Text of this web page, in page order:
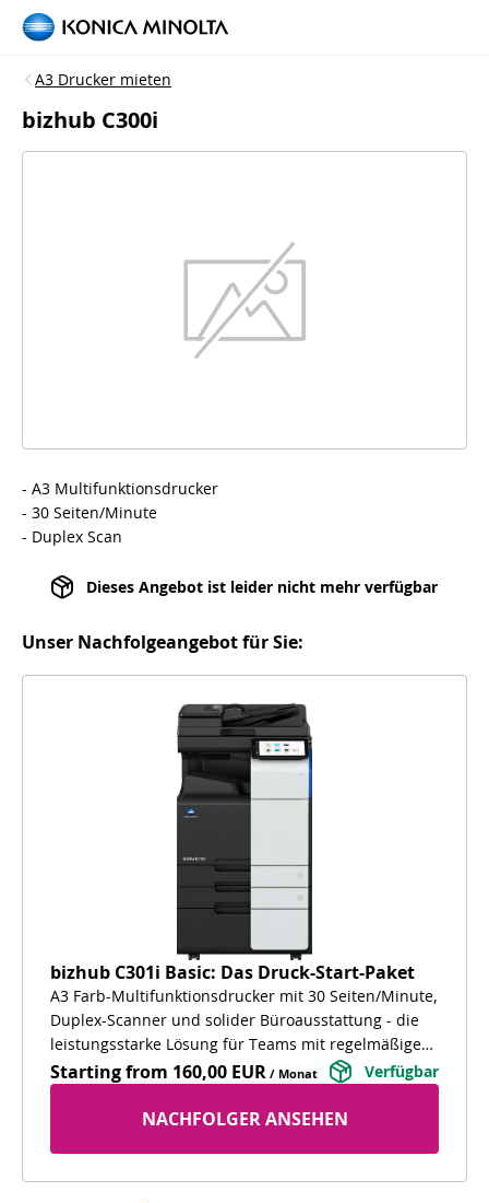
A3 Drucker mieten
bizhub C300i
- A3 Multifunktionsdrucker
- 30 Seiten/Minute
- Duplex Scan
Dieses Angebot ist leider nicht mehr verfügbar
Unser Nachfolgeangebot für Sie:
bizhub C301i Basic: Das Druck-Start-Paket
A3 Farb-Multifunktionsdrucker mit 30 Seiten/Minute,
Duplex-Scanner und solider Büroausstattung - die
leistungsstarke Lösung für Teams mit regelmäßigem
Dokumentenbedarf.
Starting from 160,00 EUR / Monat Verfügbar
NACHFOLGER ANSEHEN